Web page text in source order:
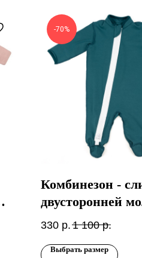
-70%
Комбинезон -
двусторонней
внешними
Еловый
330 р. 1 100 р.
Выбрать размер